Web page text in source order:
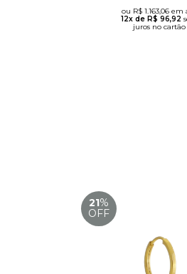
ou R$ 1.163,06 em
12x de R$ 96,92
juros no cartão
21%
OFF